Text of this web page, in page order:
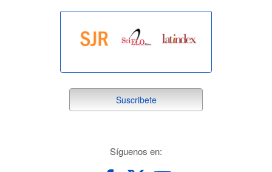
suscribete
Suscribete
Síguenos en: